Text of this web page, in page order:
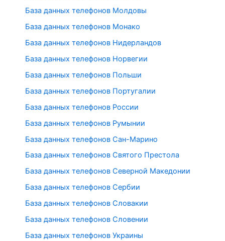
База данных телефонов Молдовы
База данных телефонов Монако
База данных телефонов Нидерландов
База данных телефонов Норвегии
База данных телефонов Польши
База данных телефонов Португалии
База данных телефонов России
База данных телефонов Румынии
База данных телефонов Сан-Марино
База данных телефонов Святого Престола
База данных телефонов Северной Македонии
База данных телефонов Сербии
База данных телефонов Словакии
База данных телефонов Словении
База данных телефонов Украины